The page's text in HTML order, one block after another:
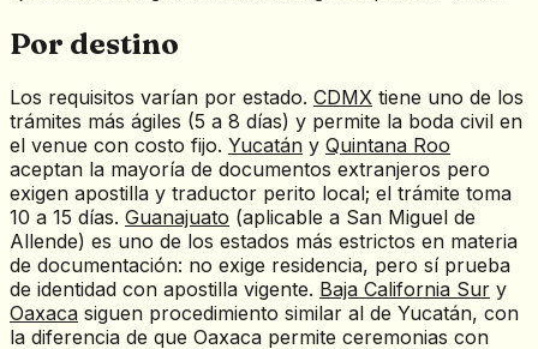
Por destino
Los requisitos varían por estado. CDMX tiene uno de los
trámites más ágiles (5 a 8 días) y permite la boda civil en
el venue con costo fijo. Yucatán y Quintana Roo
aceptan la mayoría de documentos extranjeros pero
exigen apostilla y traductor perito local; el trámite toma
10 a 15 días. Guanajuato (aplicable a San Miguel de
Allende) es uno de los estados más estrictos en materia
de documentación: no exige residencia, pero sí prueba
de identidad con apostilla vigente. Baja California Sur y
Oaxaca siguen procedimiento similar al de Yucatán, con
la diferencia de que Oaxaca permite ceremonias con